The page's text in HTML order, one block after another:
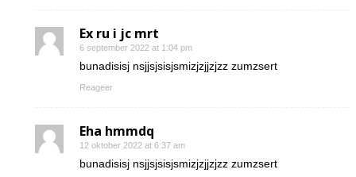
Ex ru i jc mrt
6 september 2022 at 1:04 pm
bunadisisj nsjjsjsisjsmizjzjjzjzz zumzsert
Reageer
Eha hmmdq
12 oktober 2022 at 6:37 am
bunadisisj nsjjsjsisjsmizjzjjzjzz zumzsert